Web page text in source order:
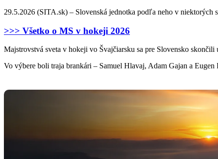
29.5.2026 (SITA.sk) – Slovenská jednotka podľa neho v niektorých
>>> Všetko o MS v hokeji 2026
Majstrovstvá sveta v hokeji vo Švajčiarsku sa pre Slovensko
Vo výbere boli traja brankári – Samuel Hlavaj, Adam Gajan a